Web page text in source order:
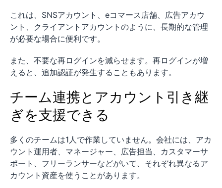
これは、SNSアカウント、eコマース店舗、広告アカウ
ント、クライアントアカウントのように、長期的な管理
が必要な場合に便利です。
また、不要な再ログインを減らせます。再ログインが増
えると、追加認証が発生することもあります。
チーム連携とアカウント引き継
ぎを支援できる
多くのチームは1人で作業していません。会社には、アカ
ウント運用者、マネージャー、広告担当、カスタマーサ
ポート、フリーランサーなどがいて、それぞれ異なるア
カウント資産を使うことがあります。